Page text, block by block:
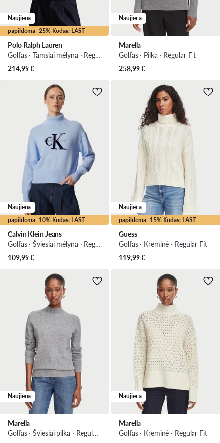
papildoma -25% Kodas: LAST
Naujiena
Polo Ralph Lauren
Golfas · Tamsiai mėlyna · Regular Fit
214,99€
Naujiena
Marella
Golfas · Pilka · Regular Fit
258,99€
papildoma -10% Kodas: LAST
Naujiena
Calvin Klein Jeans
Golfas · Šviesiai mėlyna · Regular Fit
109,99€
papildoma -15% Kodas: LAST
Naujiena
Guess
Golfas · Kreminė · Regular Fit
119,99€
Naujiena
Marella
Golfas · Šviesiai pilka · Regular Fit
Naujiena
Marella
Golfas · Kreminė · Regular Fit